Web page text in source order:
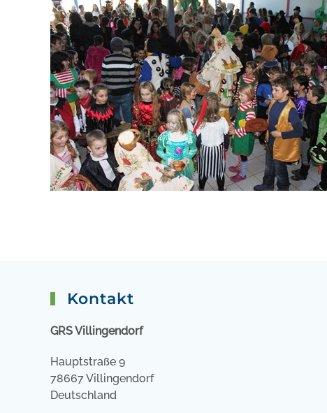
Kontakt
GRS Villingendorf
Hauptstraße 9
78667 Villingendorf
Deutschland